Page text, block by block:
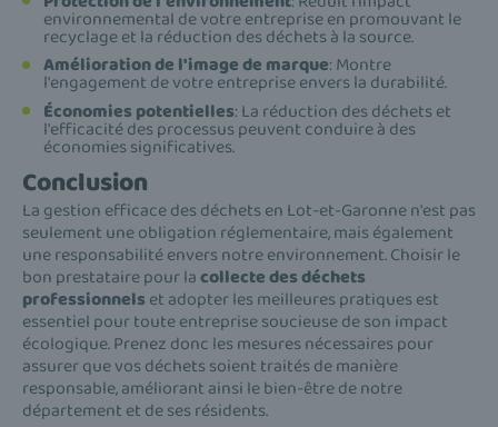
environnemental de votre entreprise en promouvant le
recyclage et la réduction des déchets à la source.
Amélioration de l'image de marque: Montre
l'engagement de votre entreprise envers la durabilité.
Économies potentielles: La réduction des déchets et
l'efficacité des processus peuvent conduire à des
économies significatives.
Conclusion
La gestion efficace des déchets en Lot-et-Garonne n'est pas
seulement une obligation réglementaire, mais également
une responsabilité envers notre environnement. Choisir le
bon prestataire pour lacollecte des déchets
professionnels et adopter les meilleures pratiques est
essentiel pour toute entreprise soucieuse de son impact
écologique. Prenez donc les mesures nécessaires pour
assurer que vos déchets soient traités de manière
responsable, améliorant ainsi le bien-être de notre
département et de ses résidents.